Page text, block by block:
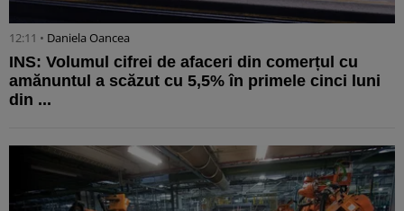
12:11 • Daniela Oancea
INS: Volumul cifrei de afaceri din comerțul cu
amănuntul a scăzut cu 5,5% în primele cinci luni
din ...